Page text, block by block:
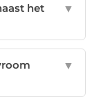
het
▼
▼